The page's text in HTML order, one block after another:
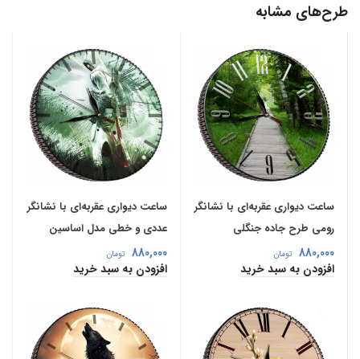
طرح‌های مشابه
ساعت دیواری عقربه‌ای با نشانگر
رومی طرح جاده جنگلی
880,000 تومان
افزودن به سبد خرید
ساعت دیواری عقربه‌ای با نشانگر
عددی و خطی مدل اساسین
880,000 تومان
افزودن به سبد خرید